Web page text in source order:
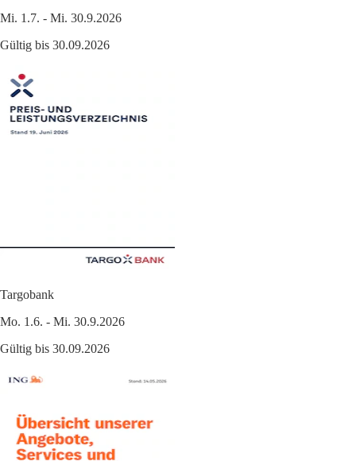
Mi. 1.7. - Mi. 30.9.2026
Gültig bis 30.09.2026
Targobank
Mo. 1.6. - Mi. 30.9.2026
Gültig bis 30.09.2026